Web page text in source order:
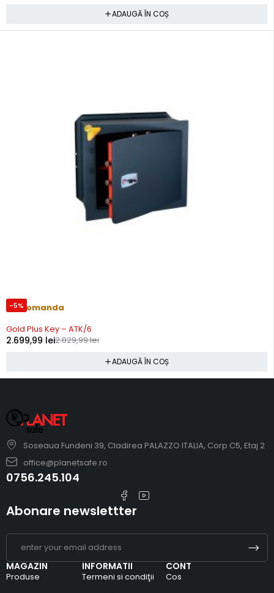
ADAUGĂ ÎN COȘ
-5%
Precomanda
Gold Plus Key – ATK/6
2.829,99lei
2.699,99 lei
ADAUGĂ ÎN COȘ
Soseaua Fundeni 39, Cladirea PALAZZO ITALIA, Corp C5, Etaj 2
office@planetsafe.ro
0756.245.104
MAGAZIN
Produse
INFORMATII
Termeni si condiţii
CONT
Cos
Abonare newslettter